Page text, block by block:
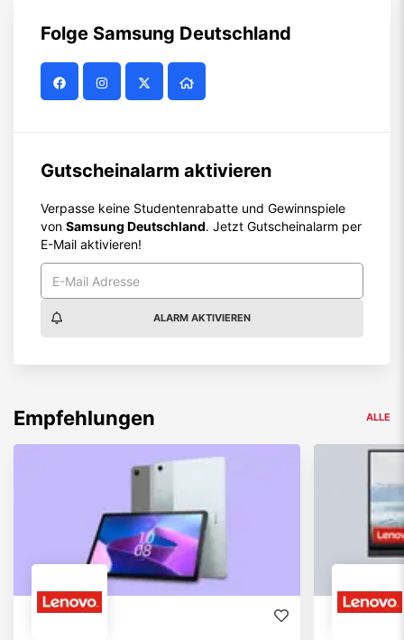
Folge Samsung Deutschland
Gutscheinalarm aktivieren
Verpasse keine Studentenrabatte und Gewinnspiele
von Samsung Deutschland. Jetzt Gutscheinalarm per
E-Mail aktivieren!
ALARM AKTIVIEREN
Empfehlungen ALLE